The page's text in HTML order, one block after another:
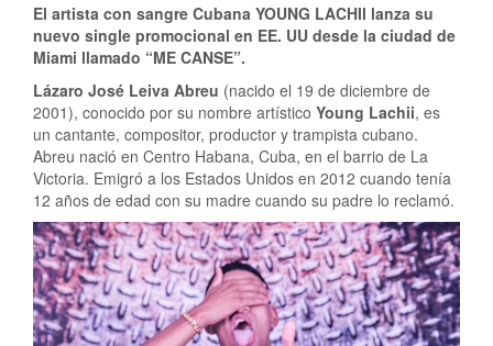
El artista con sangre Cubana YOUNG LACHII lanza su
nuevo single promocional en EE. UU desde la ciudad de
Miami llamado “ME CANSE”.
Lázaro José Leiva Abreu (nacido el 19 de diciembre de
2001), conocido por su nombre artístico Young Lachii, es
un cantante, compositor, productor y trampista cubano.
Abreu nació en Centro Habana, Cuba, en el barrio de La
Victoria. Emigró a los Estados Unidos en 2012 cuando tenía
12 años de edad con su madre cuando su padre lo reclamó.